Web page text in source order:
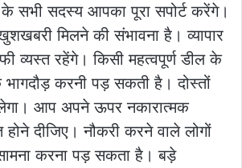
सभी सदस्य आपका पूरा सपोर्ट करेंगे।
मिलने की संभावना है। व्यापार
व्यस्त रहेंगे। किसी महत्वपूर्ण डील के
करनी पड़ सकती है। दोस्तों
आप अपने ऊपर नकारात्मक
होने दीजिए। नौकरी करने वाले लोगों
करना पड़ सकता है। बड़े